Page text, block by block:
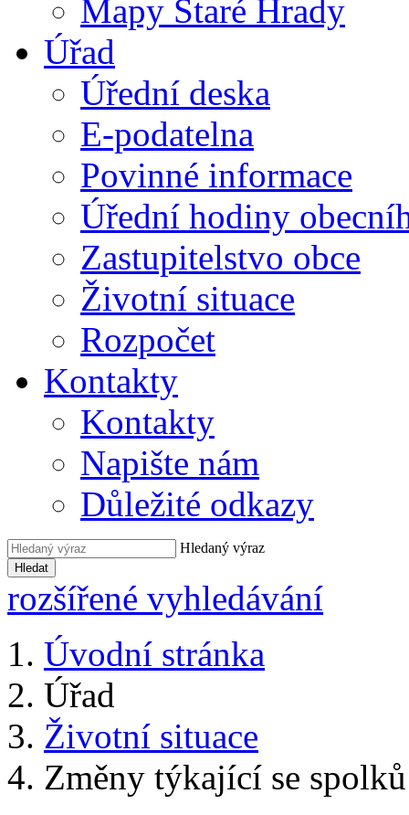
Mapy Staré Hrady
Úřad
Úřední deska
E-podatelna
Povinné informace
Úřední hodiny
Zastupitelstvo obce
Životní situace
Rozpočet
Kontakty
Kontakty
Napište nám
Důležité odkazy
Hledaný výraz
Hledat
rozšířené vyhledávání
Úvodní stránka
Úřad
Životní situace
Změny týkající se